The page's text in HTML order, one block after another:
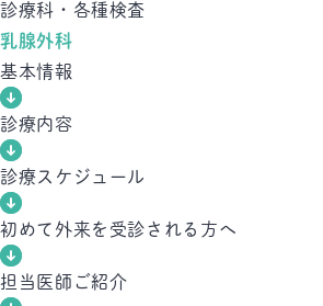
診療科・各種検査
乳腺外科
基本情報
診療内容
診療スケジュール
初めて外来を受診される方へ
担当医師ご紹介